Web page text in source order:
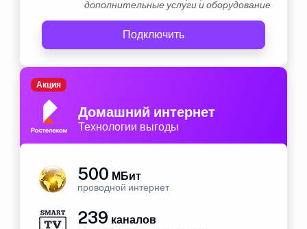
дополнительные услуги и оборудование
Подключить
Домашний интернет
Технологии выгоды
Акция
500 МБит
проводной интернет
239 каналов